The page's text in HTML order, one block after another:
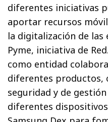
diferentes iniciativas
aportar recursos
la digitalización de las
Pyme, iniciativa de
como entidad
diferentes productos,
seguridad y de
diferentes